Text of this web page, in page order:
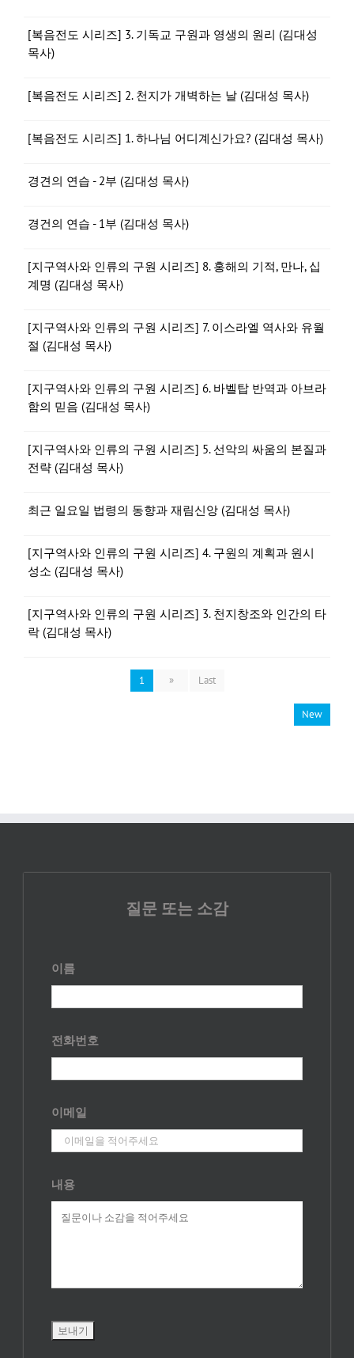
[복음전도 시리즈] 3. 기독교 구원과 영생의 원리 (김대성
목사)
[복음전도 시리즈] 2. 천지가 개벽하는 날 (김대성 목사)
[복음전도 시리즈] 1. 하나님 어디계신가요? (김대성 목사)
경견의 연습 - 2부 (김대성 목사)
경건의 연습 - 1부 (김대성 목사)
[지구역사와 인류의 구원 시리즈] 8. 홍해의 기적, 만나, 십
계명 (김대성 목사)
[지구역사와 인류의 구원 시리즈] 7. 이스라엘 역사와 유월
절 (김대성 목사)
[지구역사와 인류의 구원 시리즈] 6. 바벨탑 반역과 아브라
함의 믿음 (김대성 목사)
[지구역사와 인류의 구원 시리즈] 5. 선악의 싸움의 본질과
전략 (김대성 목사)
최근 일요일 법령의 동향과 재림신앙 (김대성 목사)
[지구역사와 인류의 구원 시리즈] 4. 구원의 계획과 원시
성소 (김대성 목사)
[지구역사와 인류의 구원 시리즈] 3. 천지창조와 인간의 타
락 (김대성 목사)
1 » Last
New
질문 또는 소감
이름
전화번호
이메일
내용